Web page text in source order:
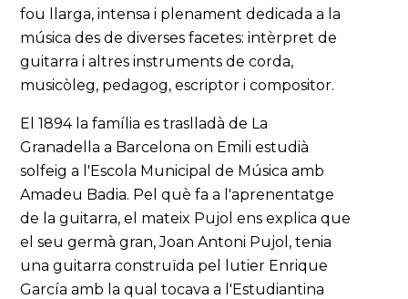
fou llarga, intensa i plenament dedicada a la
música des de diverses facetes: intèrpret de
guitarra i altres instruments de corda,
musicòleg, pedagog, escriptor i compositor.
El 1894 la família es traslladà de La
Granadella a Barcelona on Emili estudià
solfeig a l'Escola Municipal de Música amb
Amadeu Badia. Pel què fa a l'aprenentatge
de la guitarra, el mateix Pujol ens explica que
el seu germà gran, Joan Antoni Pujol, tenia
una guitarra construïda pel lutier Enrique
García amb la qual tocava a l'Estudiantina